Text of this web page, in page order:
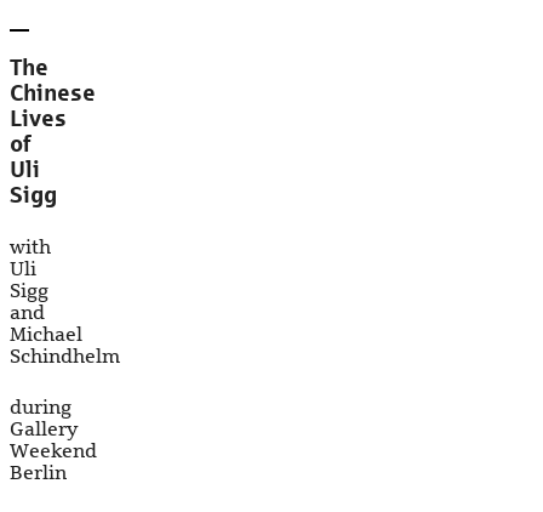
The
Chinese
Lives
of
Uli
Sigg
with
Uli
Sigg
and
Michael
Schindhelm
during
Gallery
Weekend
Berlin